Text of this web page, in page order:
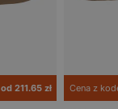
od 211.65 zł Cena z